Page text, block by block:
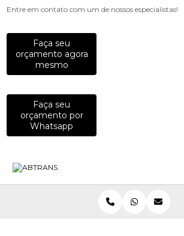
Entre em contato com um de nossos especialistas!
Faça seu
orçamento agora
mesmo
Faça seu
orçamento por
Whatsapp